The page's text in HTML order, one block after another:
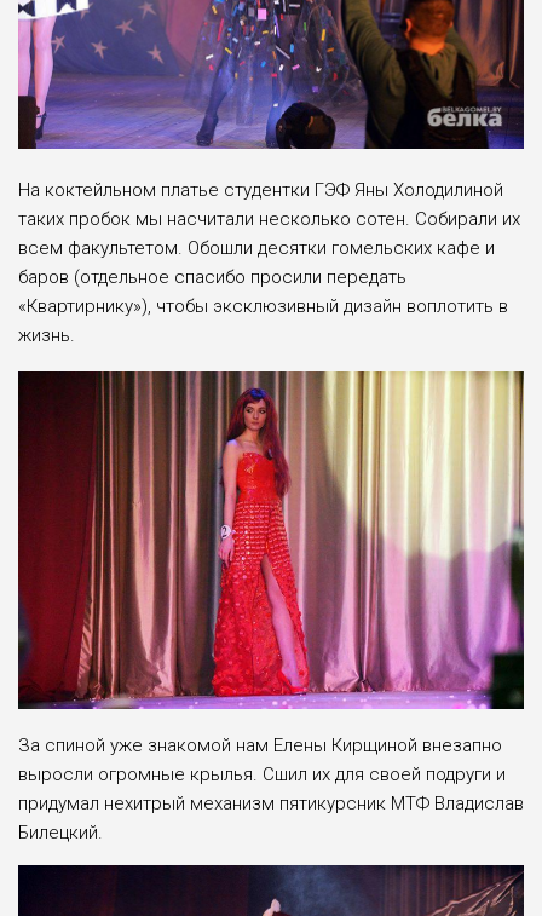
На коктейльном платье студентки ГЭФ Яны Холодилиной
таких пробок мы насчитали несколько сотен. Собирали их
всем факультетом. Обошли десятки гомельских кафе и
баров (отдельное спасибо просили передать
«Квартирнику»), чтобы эксклюзивный дизайн воплотить в
жизнь.
За спиной уже знакомой нам Елены Кирщиной внезапно
выросли огромные крылья. Сшил их для своей подруги и
придумал нехитрый механизм пятикурсник МТФ Владислав
Билецкий.